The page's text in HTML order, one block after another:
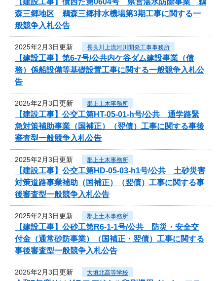
森三郷地区 鵜森三郷排水機場第3期工事に関する一
般競争入札公告
2025年2月3日更新 長良川上流河川開発工事事務所
【建設工事】第6-7号/公共内ケ谷ダム建設事業（債
務）係船設備等基礎設置工事に関する一般競争入札公
告
2025年2月3日更新 郡上土木事務所
【建設工事】公交工第HT-05-01-h号/公共 通学路緊
急対策補助事業（国補正）（翌債）工事に関する事後
審査型一般競争入札公告
2025年2月3日更新 郡上土木事務所
【建設工事】公交工第HD-05-03-h1号/公共 土砂災害
対策道路事業補助（国補正）（翌債）工事に関する事
後審査型一般競争入札公告
2025年2月3日更新 郡上土木事務所
【建設工事】公砂工第R6-1-1号/公共 防災・安全交
付金（通常砂防事業）（国補正・翌債）工事に関する
事後審査型一般競争入札公告
2025年2月3日更新 大垣北高等学校